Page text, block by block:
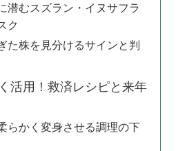
潜むスズラン・イヌサフラ
ク
た株を見分けるサインと判
活用！救済レシピと来年
らかく変身させる調理の下